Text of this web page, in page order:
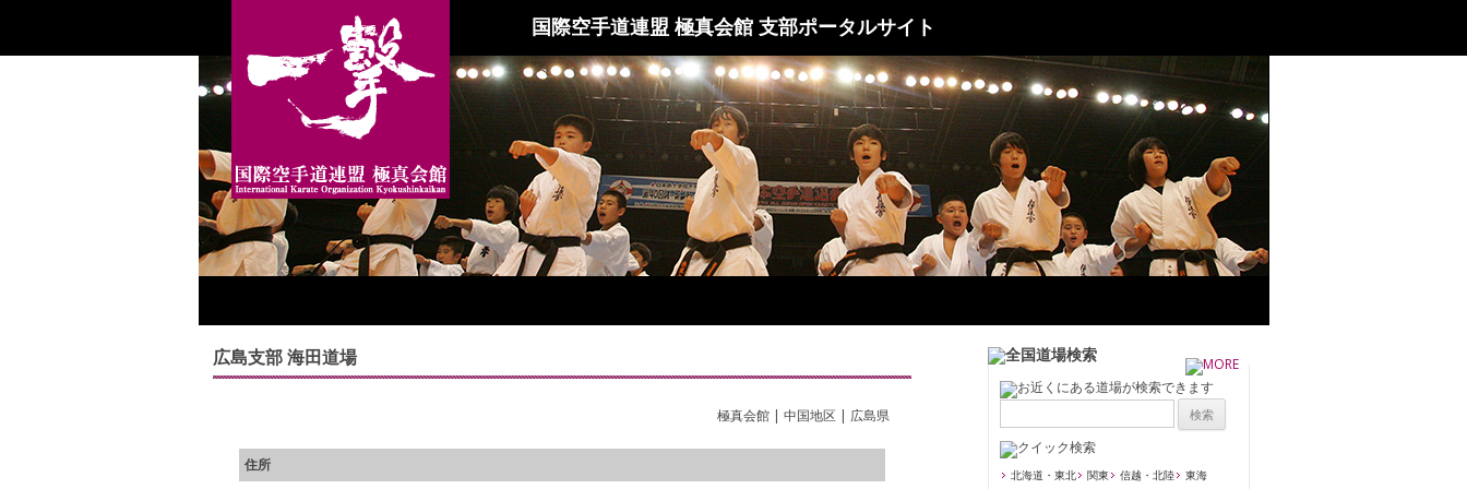
国際空手道連盟 極真会館 支部ポータルサイト
広島支部 海田道場
極真会館 | 中国地区 | 広島県
住所
北海道・東北 関東 信越・北陸
東海